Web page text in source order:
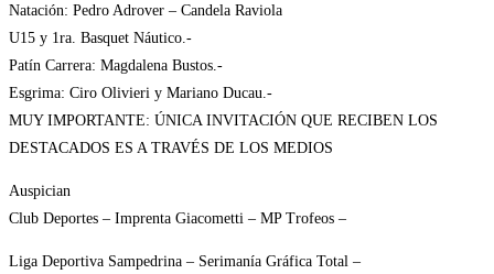
Natación: Pedro Adrover – Candela Raviola
U15 y 1ra. Basquet Náutico.-
Patín Carrera: Magdalena Bustos.-
Esgrima: Ciro Olivieri y Mariano Ducau.-
MUY IMPORTANTE: ÚNICA INVITACIÓN QUE RECIBEN LOS
DESTACADOS ES A TRAVÉS DE LOS MEDIOS
Auspician
Club Deportes – Imprenta Giacometti – MP Trofeos –
Liga Deportiva Sampedrina – Serimanía Gráfica Total –